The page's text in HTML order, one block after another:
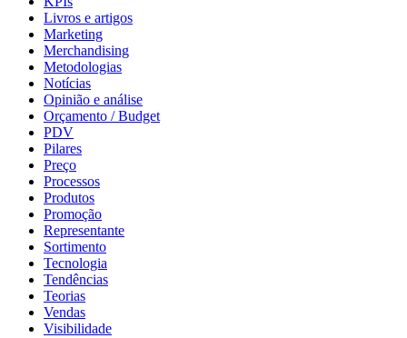
Livros e artigos
Marketing
Merchandising
Metodologias
Notícias
Opinião e análise
Orçamento / Budget
PDV
Pilares
Preço
Processos
Produtos
Promoção
Representante
Sortimento
Tecnologia
Tendências
Teorias
Vendas
Visibilidade